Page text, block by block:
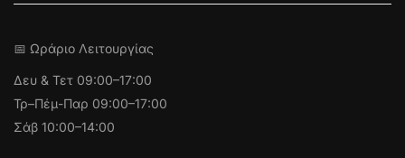
📅 Ωράριο Λειτουργίας
Δευ & Τετ 09:00–17:00
Τρ–Πέμ-Παρ 09:00–17:00
Σάβ 10:00–14:00